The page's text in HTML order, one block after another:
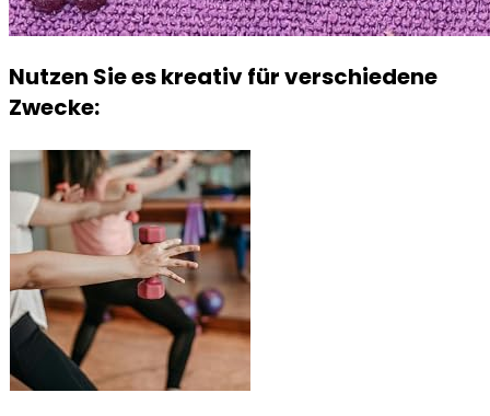
Nutzen Sie es kreativ für verschiedene
Zwecke: